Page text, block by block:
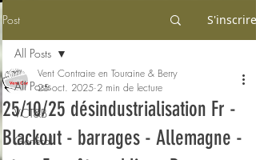
Post S'inscrire
All Posts
VCT&B
Général
All Posts
25/10/25 désindustrialisation Fr -
Blackout - barrages - Allemagne -
Vent Contraire en Touraine & Berry
25 oct. 2025 2 min de lecture